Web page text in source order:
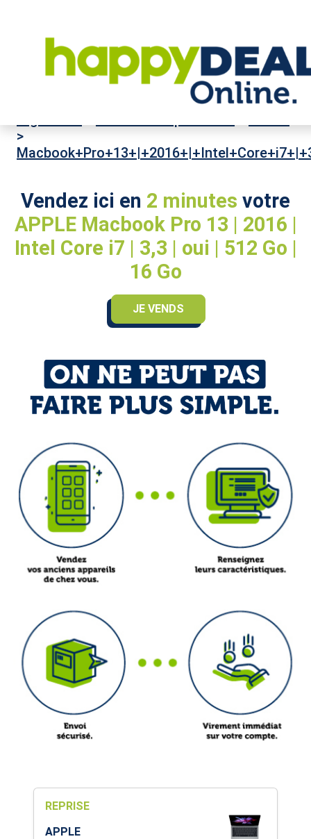
>
Vendez ici en 2 minutes votre
APPLE Macbook Pro 13 | 2016 |
Intel Core i7 | 3,3 | oui | 512 Go |
16 Go
JE VENDS
REPRISE
APPLE